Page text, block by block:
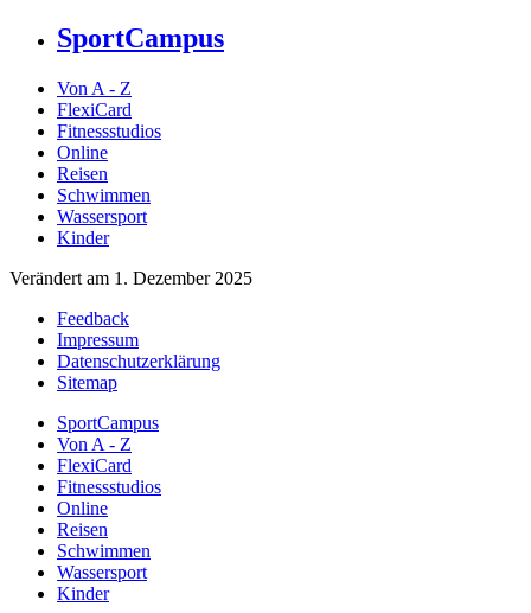
SportCampus
Von A - Z
FlexiCard
Fitnessstudios
Online
Reisen
Schwimmen
Wassersport
Kinder
Verändert am 1. Dezember 2025
Feedback
Impressum
Datenschutzerklärung
Sitemap
SportCampus
Von A - Z
FlexiCard
Fitnessstudios
Online
Reisen
Schwimmen
Wassersport
Kinder